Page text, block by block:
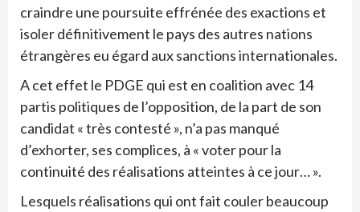
craindre une poursuite effrénée des exactions et
isoler définitivement le pays des autres nations
étrangères eu égard aux sanctions internationales.
A cet effet le PDGE qui est en coalition avec 14
partis politiques de l’opposition, de la part de son
candidat « très contesté », n’a pas manqué
d’exhorter, ses complices, à « voter pour la
continuité des réalisations atteintes à ce jour… ».
Lesquels réalisations qui ont fait couler beaucoup